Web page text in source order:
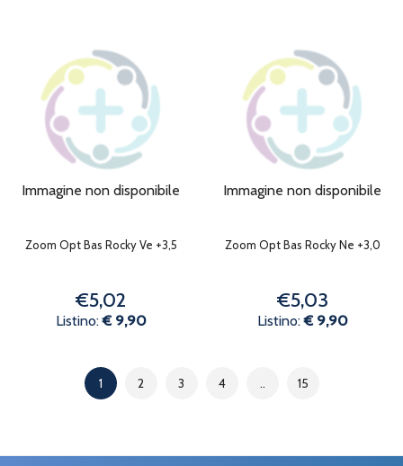
Immagine non disponibile
Zoom Opt Bas Rocky Ve +3,5
€5,02
Listino:€ 9,90
Immagine non disponibile
Zoom Opt Bas Rocky Ne +3,0
€5,03
Listino:€ 9,90
1 2 3 4 .. 15